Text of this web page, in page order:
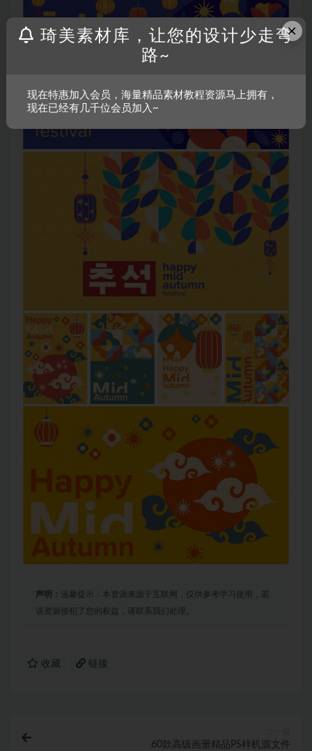
声明： 温馨提示：本资源来源于互联网，仅供参考学习使用，若
该资源侵犯了您的权益，请联系我们处理。
收藏 链接
60款高级画册精品PS样机源文件
×
琦美素材库，让您的设计少走弯
路~
现在特惠加入会员，海量精品素材教程资源马上拥有，
现在已经有几千位会员加入~